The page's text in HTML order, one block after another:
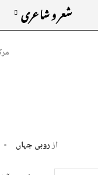
شعر و شاعری
ازروبی جہاں